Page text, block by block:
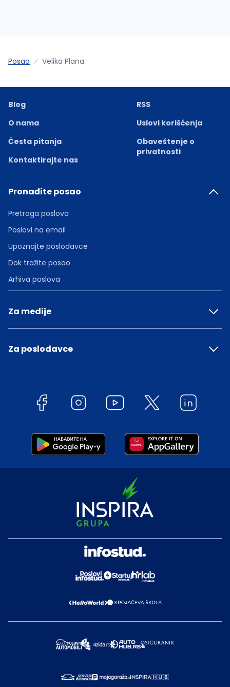
Posao Velika Plana
Blog
O nama
Česta pitanja
Kontaktirajte nas
RSS
Uslovi korišćenja
Obaveštenje o
privatnosti
Pronađite posao
Pretraga poslova
Poslovi na email
Upoznajte poslodavce
Dok tražite posao
Arhiva poslova
Za medije
Za poslodavce